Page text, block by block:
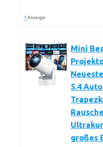
* Anzeige
Mini
5.4
großes